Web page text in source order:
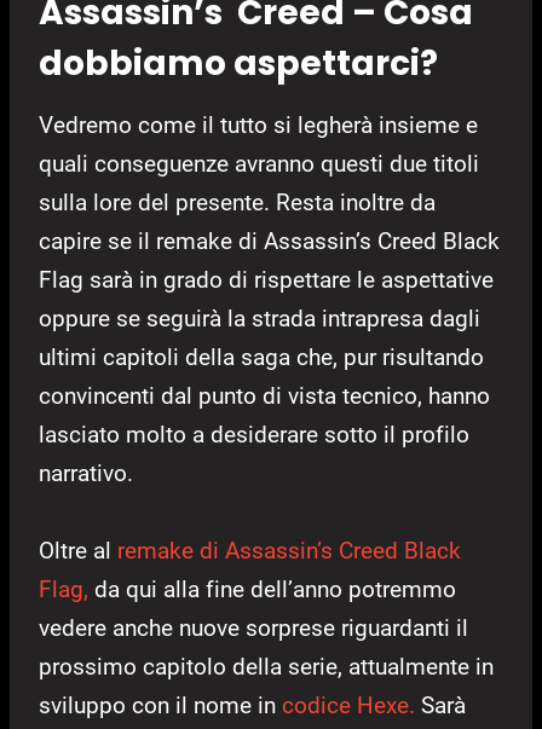
Assassin’s Creed – Cosa
dobbiamo aspettarci?
Vedremo come il tutto si legherà insieme e
quali conseguenze avranno questi due titoli
sulla lore del presente. Resta inoltre da
capire se il remake di Assassin’s Creed Black
Flag sarà in grado di rispettare le aspettative
oppure se seguirà la strada intrapresa dagli
ultimi capitoli della saga che, pur risultando
convincenti dal punto di vista tecnico, hanno
lasciato molto a desiderare sotto il profilo
narrativo.
Oltre al remake di Assassin’s Creed Black
Flag, da qui alla fine dell’anno potremmo
vedere anche nuove sorprese riguardanti il
prossimo capitolo della serie, attualmente in
sviluppo con il nome in codice Hexe. Sarà